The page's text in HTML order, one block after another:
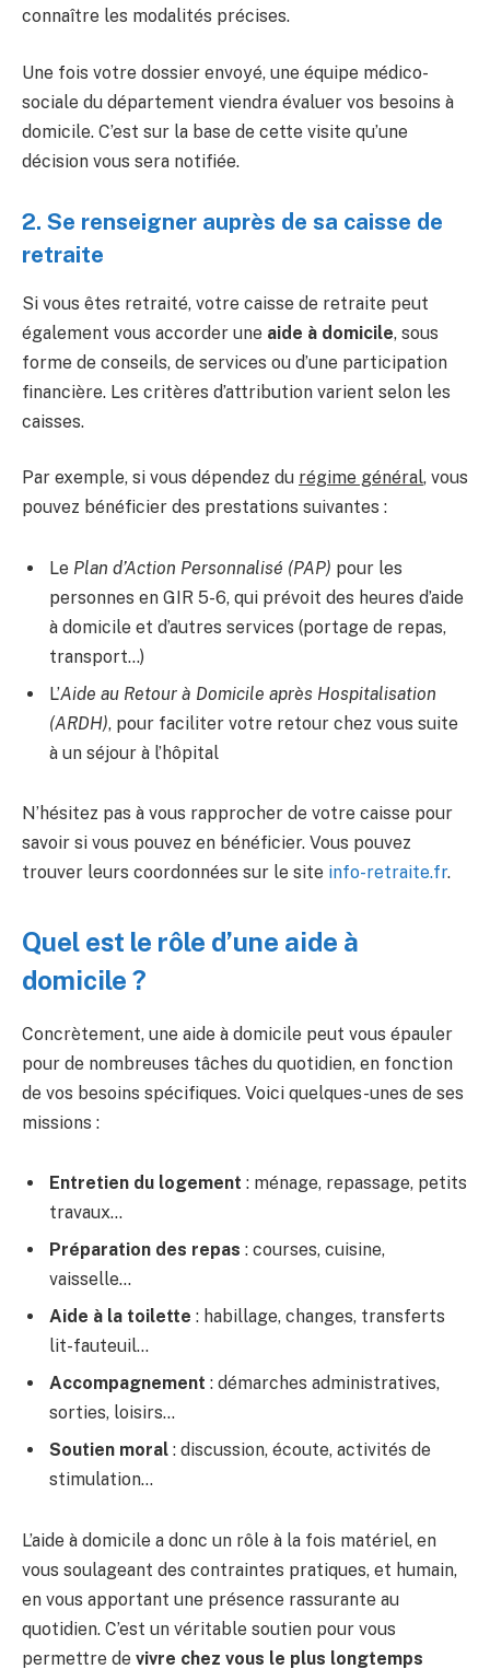
connaître les modalités précises.
Une fois votre dossier envoyé, une équipe médico-
sociale du département viendra évaluer vos besoins à
domicile. C’est sur la base de cette visite qu’une
décision vous sera notifiée.
2. Se renseigner auprès de sa caisse de
retraite
Si vous êtes retraité, votre caisse de retraite peut
également vous accorder une aide à domicile, sous
forme de conseils, de services ou d’une participation
financière. Les critères d’attribution varient selon les
caisses.
Par exemple, si vous dépendez du régime général, vous
pouvez bénéficier des prestations suivantes :
Le Plan d’Action Personnalisé (PAP) pour les
personnes en GIR 5-6, qui prévoit des heures d’aide
à domicile et d’autres services (portage de repas,
transport…)
L’Aide au Retour à Domicile après Hospitalisation
(ARDH), pour faciliter votre retour chez vous suite
à un séjour à l’hôpital
N’hésitez pas à vous rapprocher de votre caisse pour
savoir si vous pouvez en bénéficier. Vous pouvez
trouver leurs coordonnées sur le site info-retraite.fr.
Quel est le rôle d’une aide à
domicile ?
Concrètement, une aide à domicile peut vous épauler
pour de nombreuses tâches du quotidien, en fonction
de vos besoins spécifiques. Voici quelques-unes de ses
missions :
Entretien du logement : ménage, repassage, petits
travaux…
Préparation des repas : courses, cuisine,
vaisselle…
Aide à la toilette : habillage, changes, transferts
lit-fauteuil…
Accompagnement : démarches administratives,
sorties, loisirs…
Soutien moral : discussion, écoute, activités de
stimulation…
L’aide à domicile a donc un rôle à la fois matériel, en
vous soulageant des contraintes pratiques, et humain,
en vous apportant une présence rassurante au
quotidien. C’est un véritable soutien pour vous
permettre de vivre chez vous le plus longtemps